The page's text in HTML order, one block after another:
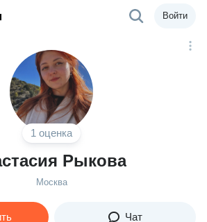
Войти
1 оценка
Рыкова
Москва
Чат